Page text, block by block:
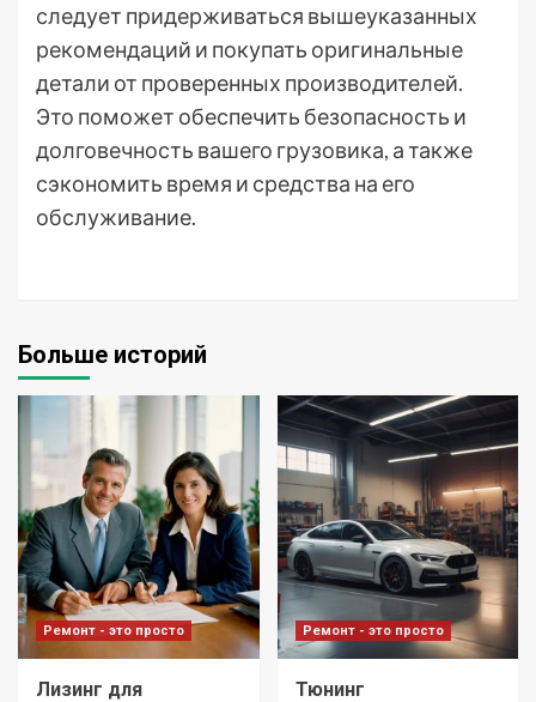
следует придерживаться вышеуказанных
рекомендаций и покупать оригинальные
детали от проверенных производителей.
Это поможет обеспечить безопасность и
долговечность вашего грузовика, а также
сэкономить время и средства на его
обслуживание.
Больше историй
Ремонт - это просто
Лизинг для
Ремонт - это просто
Тюнинг